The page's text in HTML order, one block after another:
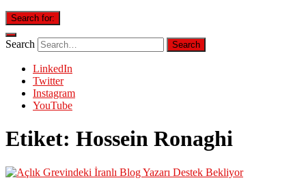
Search for:
Search
LinkedIn
Twitter
Instagram
YouTube
Etiket: Hossein Ronaghi